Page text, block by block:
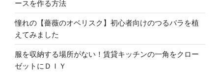
ースを作る方法
憧れの【薔薇のオベリスク】初心者向けのつるバラを植
えてみました
服を収納する場所がない！賃貸キッチンの一角をクロー
ゼットにＤＩＹ